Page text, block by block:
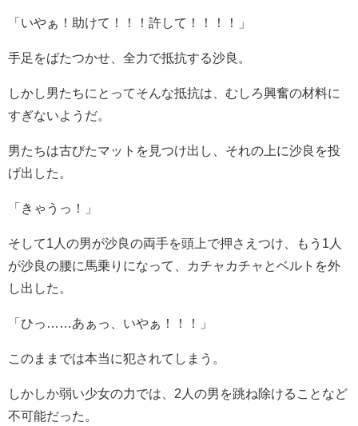
「いやぁ！助けて！！！許して！！！！」
手足をばたつかせ、全力で抵抗する沙良。
しかし男たちにとってそんな抵抗は、むしろ興奮の材料に
すぎないようだ。
男たちは古びたマットを見つけ出し、それの上に沙良を投
げ出した。
「きゃうっ！」
そして1人の男が沙良の両手を頭上で押さえつけ、もう1人
が沙良の腰に馬乗りになって、カチャカチャとベルトを外
し出した。
「ひっ……あぁっ、いやぁ！！！」
このままでは本当に犯されてしまう。
しかしか弱い少女の力では、2人の男を跳ね除けることなど
不可能だった。